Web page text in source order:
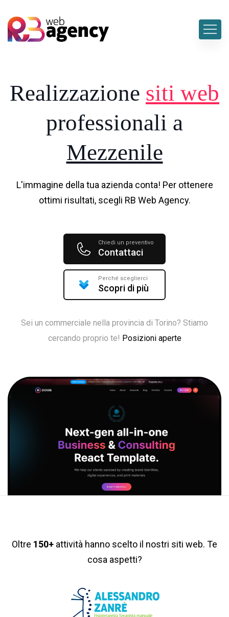
Realizzazione siti web
professionali a
Mezzenile
L'immagine della tua azienda conta! Per ottenere
ottimi risultati, scegli RB Web Agency.
Chiedi un preventivo
Contattaci
Perché sceglierci
Scopri di più
Sei un commerciale nella provincia di Torino? Stiamo
cercando proprio te! Posizioni aperte
Oltre 150+ attività hanno scelto il nostri siti web. Te
cosa aspetti?